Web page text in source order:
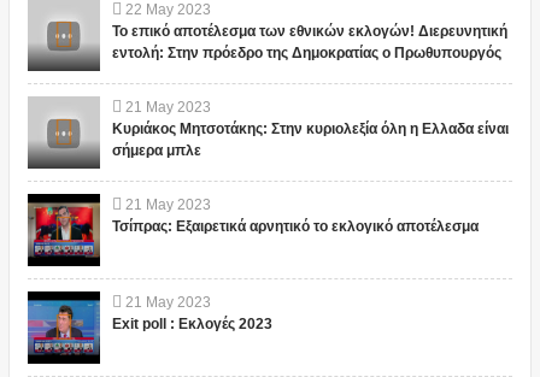
22 May 2023
Το επικό αποτέλεσμα των εθνικών εκλογών! Διερευνητική
εντολή: Στην πρόεδρο της Δημοκρατίας ο Πρωθυπουργός
21 May 2023
Κυριάκος Μητσοτάκης: Στην κυριολεξία όλη η Ελλαδα είναι
σήμερα μπλε
21 May 2023
Τσίπρας: Εξαιρετικά αρνητικό το εκλογικό αποτέλεσμα
21 May 2023
Exit poll : Εκλογές 2023